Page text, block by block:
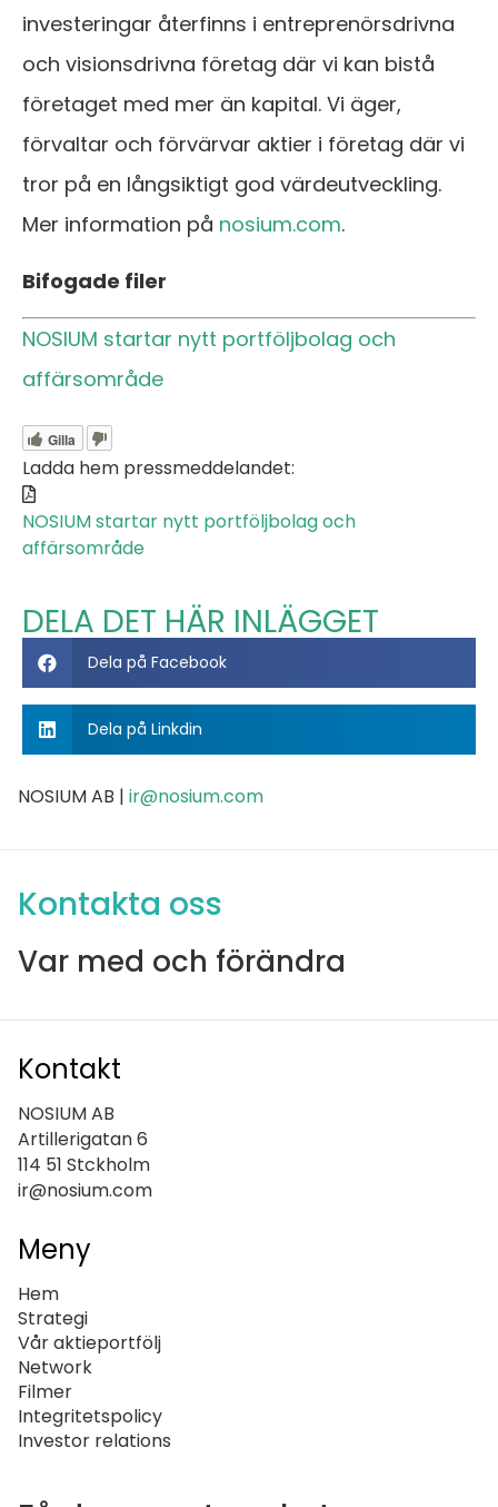
investeringar återfinns i entreprenörsdrivna
och visionsdrivna företag där vi kan bistå
företaget med mer än kapital. Vi äger,
förvaltar och förvärvar aktier i företag där vi
tror på en långsiktigt god värdeutveckling.
Mer information på nosium.com.
Bifogade filer
NOSIUM startar nytt portföljbolag och
affärsområde
Gilla
Ladda hem pressmeddelandet:
NOSIUM startar nytt portföljbolag och
affärsområde
DELA DET HÄR INLÄGGET
Dela på Facebook
Dela på Linkdin
NOSIUM AB | ir@nosium.com
Kontakta oss
Var med och förändra
Kontakt
NOSIUM AB
Artillerigatan 6
114 51 Stckholm
ir@nosium.com
Meny
Hem
Strategi
Vår aktieportfölj
Network
Filmer
Integritetspolicy
Investor relations